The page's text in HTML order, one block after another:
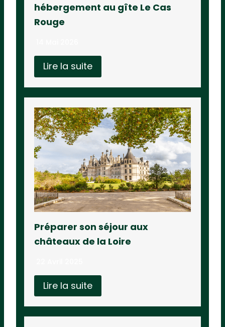
hébergement au gîte Le Cas
Rouge
Lire la suite
Préparer son séjour aux
châteaux de la Loire
Lire la suite